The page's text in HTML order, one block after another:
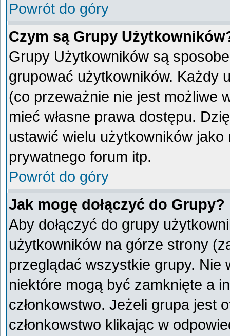
Powrót do góry
Czym są Grupy
Grupy Użytkowników są
grupować użytkowników. Każdy
(co przeważnie nie jest możliwe
mieć własne prawa dostępu.
ustawić wielu użytkowników
prywatnego forum itp.
Powrót do góry
Jak mogę dołączyć do Grupy?
Aby dołączyć do grupy
użytkowników na górze strony
przeglądać wszystkie grupy.
niektóre mogą być zamknięte a
członkowstwo. Jeżeli grupa jest
członkowstwo klikając w